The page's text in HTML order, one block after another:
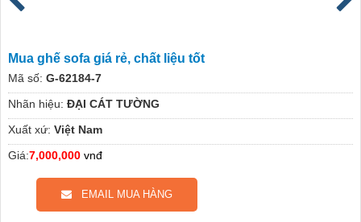
Mua ghế sofa giá rẻ, chất liệu tốt
Mã số: G-62184-7
Nhãn hiệu: ĐẠI CÁT TƯỜNG
Xuất xứ: Việt Nam
Giá:7,000,000 vnđ
EMAIL MUA HÀNG